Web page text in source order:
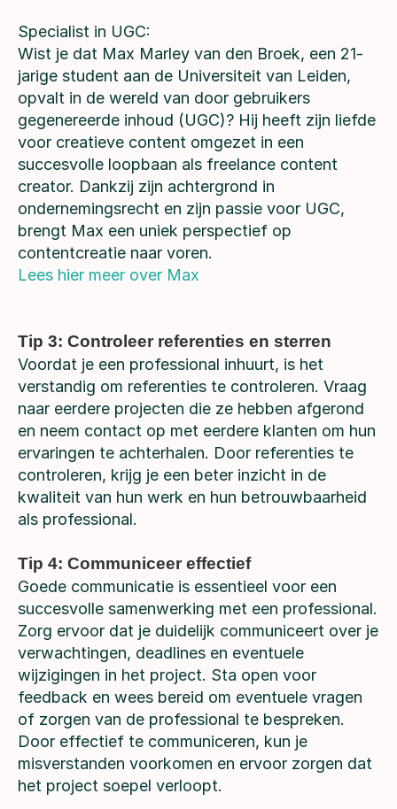
Specialist in UGC:
Wist je dat Max Marley van den Broek, een 21-
jarige student aan de Universiteit van Leiden,
opvalt in de wereld van door gebruikers
gegenereerde inhoud (UGC)? Hij heeft zijn liefde
voor creatieve content omgezet in een
succesvolle loopbaan als freelance content
creator. Dankzij zijn achtergrond in
ondernemingsrecht en zijn passie voor UGC,
brengt Max een uniek perspectief op
contentcreatie naar voren.
Lees hier meer over Max
Tip 3: Controleer referenties en sterren
Voordat je een professional inhuurt, is het
verstandig om referenties te controleren. Vraag
naar eerdere projecten die ze hebben afgerond
en neem contact op met eerdere klanten om hun
ervaringen te achterhalen. Door referenties te
controleren, krijg je een beter inzicht in de
kwaliteit van hun werk en hun betrouwbaarheid
als professional.
Tip 4: Communiceer effectief
Goede communicatie is essentieel voor een
succesvolle samenwerking met een professional.
Zorg ervoor dat je duidelijk communiceert over je
verwachtingen, deadlines en eventuele
wijzigingen in het project. Sta open voor
feedback en wees bereid om eventuele vragen
of zorgen van de professional te bespreken.
Door effectief te communiceren, kun je
misverstanden voorkomen en ervoor zorgen dat
het project soepel verloopt.